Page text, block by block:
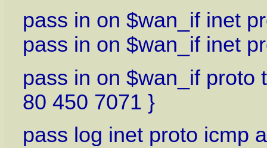
pass in on $wan_if inet
pass in on $wan_if inet
pass in on $wan_if proto
80 450 7071 }
pass log inet proto icmp